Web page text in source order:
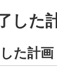
した
た計画